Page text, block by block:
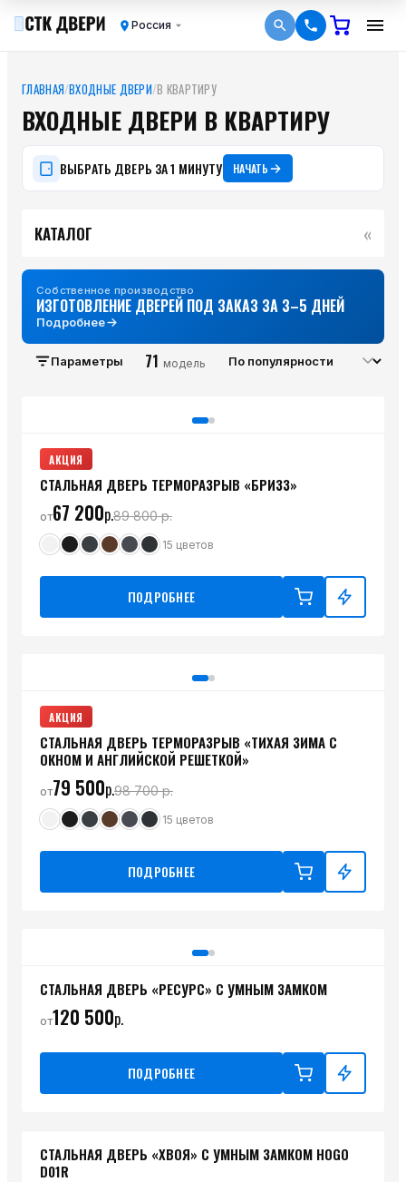
Россия
ГЛАВНАЯ/ВХОДНЫЕ ДВЕРИ/В КВАРТИРУ
ВХОДНЫЕ ДВЕРИ В КВАРТИРУ
ВЫБРАТЬ ДВЕРЬ ЗА 1 МИНУТУ НАЧАТЬ
КАТАЛОГ «
Собственное производство
ИЗГОТОВЛЕНИЕ ДВЕРЕЙ ПОД ЗАКАЗ ЗА 3–5 ДНЕЙ
Подробнее
Параметры 71 модель
АКЦИЯ
СТАЛЬНАЯ ДВЕРЬ ТЕРМОРАЗРЫВ «БРИЗЗ»
от67 200р.89 800р.
15 цветов
ПОДРОБНЕЕ
АКЦИЯ
СТАЛЬНАЯ ДВЕРЬ ТЕРМОРАЗРЫВ «ТИХАЯ ЗИМА С
ОКНОМ И АНГЛИЙСКОЙ РЕШЕТКОЙ»
от79 500р.98 700р.
15 цветов
ПОДРОБНЕЕ
СТАЛЬНАЯ ДВЕРЬ «РЕСУРС» С УМНЫМ ЗАМКОМ
от120 500р.
ПОДРОБНЕЕ
СТАЛЬНАЯ ДВЕРЬ «ХВОЯ» С УМНЫМ ЗАМКОМ HOGO
D01R